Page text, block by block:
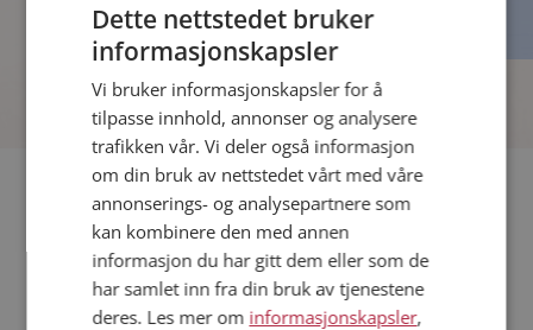
Fler single
Date menn i Norge
Date kvinner i Norge
Dette nettstedet bruker
informasjonskapsler
Vi bruker informasjonskapsler for å
tilpasse innhold, annonser og analysere
trafikken vår. Vi deler også informasjon
om din bruk av nettstedet vårt med våre
annonserings- og analysepartnere som
kan kombinere den med annen
informasjon du har gitt dem eller som de
har samlet inn fra din bruk av tjenestene
deres. Les mer om informasjonskapsler,